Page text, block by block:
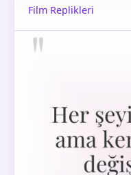
Film Replikleri